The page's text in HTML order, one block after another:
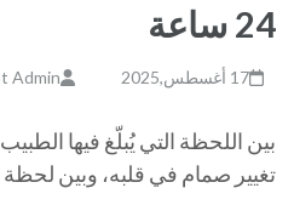
24 ساعة
17 أغسطس,2025 Admin
بين اللحظة التي يُبلّغ فيها
تغيير صمام في قلبه، وبين